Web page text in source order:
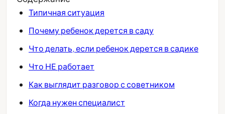
Типичная ситуация
Почему ребенок дерется в саду
Что делать, если ребенок дерется в садике
Что НЕ работает
Как выглядит разговор с советником
Когда нужен специалист